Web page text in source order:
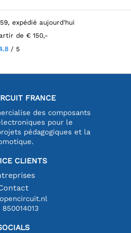
expédié aujourd'hui
de € 150,-
/ 5
FRANCE
des composants
pour le
pédagogiques et la
CLIENTS
850014013